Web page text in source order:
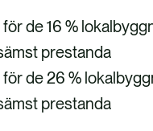
de 16 %
prestanda
de 26 %
prestanda